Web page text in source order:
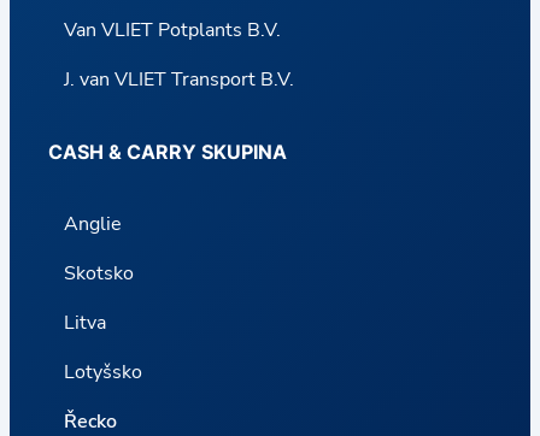
Van VLIET Potplants B.V.
J. van VLIET Transport B.V.
CASH & CARRY SKUPINA
Anglie
Skotsko
Litva
Lotyšsko
Řecko